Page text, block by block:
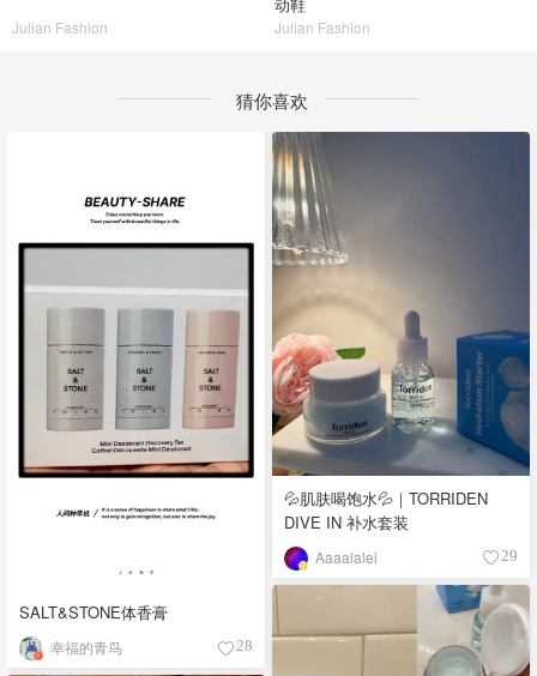
Julian Fashion Julian Fashion
猜你喜欢
SALT&STONE体香膏
幸福的青鸟 28
💦肌肤喝饱水💦｜TORRIDEN
DIVE IN 补水套装
Aaaalalei 29